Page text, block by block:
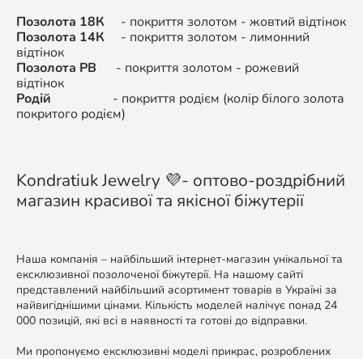
Позолота 18К - покриття золотом - жовтий відтінок
Позолота 14К - покриття золотом - лимонний
відтінок
Позолота РВ - покриття золотом - рожевий
відтінок
Родій - покриття родієм (колір білого золота
покритого родієм)
Kondratiuk Jewelry 💜- оптово-роздрібний
магазин красивої та якісної біжутерії
Наша компанія – найбільший інтернет-магазин унікальної та
ексклюзивної позолоченої біжутерії. На нашому сайті
представлений найбільший асортимент товарів в Україні за
найвигіднішими цінами. Кількість моделей налічує понад 24
000 позицій, які всі в наявності та готові до відправки.
Ми пропонуємо ексклюзивні моделі прикрас, розроблених